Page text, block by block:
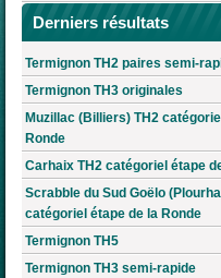
Derniers résultats
Termignon TH2 paires semi-
Termignon TH3 originales
Muzillac (Billiers) TH2
Ronde
Carhaix TH2 catégoriel étape
Scrabble du Sud Goëlo
catégoriel étape de la Ronde
Termignon TH5
Termignon TH3 semi-rapide